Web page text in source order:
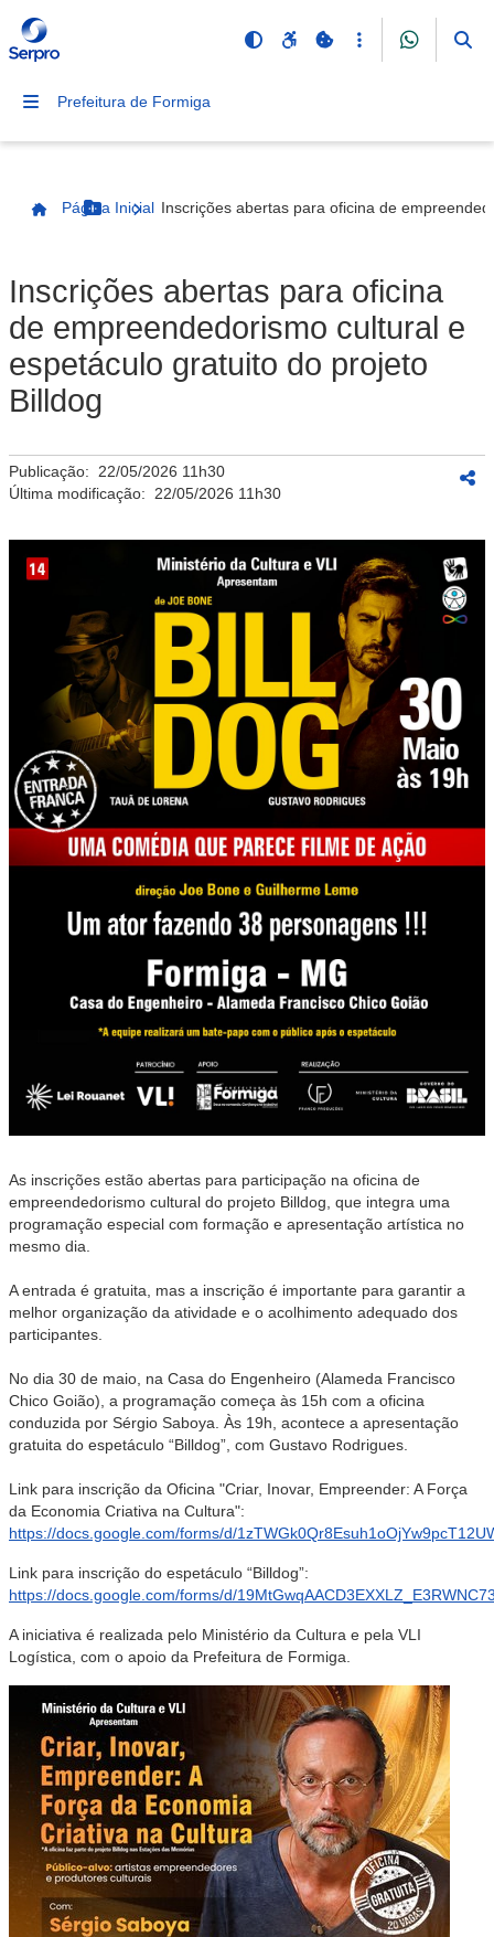
Prefeitura de Formiga
Página InicialBotão Menu
Página Inicial Inscrições abertas para oficina de
Inscrições abertas para oficina
de empreendedorismo cultural e
espetáculo gratuito do projeto
Billdog
Publicação: 22/05/2026 11h30
Última modificação: 22/05/2026 11h30
As inscrições estão abertas para participação na oficina de
empreendedorismo cultural do projeto Billdog, que integra uma
programação especial com formação e apresentação artística no
mesmo dia.
A entrada é gratuita, mas a inscrição é importante para garantir a
melhor organização da atividade e o acolhimento adequado dos
participantes.
No dia 30 de maio, na Casa do Engenheiro (Alameda Francisco
Chico Goião), a programação começa às 15h com a oficina
conduzida por Sérgio Saboya. Às 19h, acontece a apresentação
gratuita do espetáculo “Billdog”, com Gustavo Rodrigues.
Link para inscrição da Oficina "Criar, Inovar, Empreender: A Força
da Economia Criativa na Cultura":
https://docs.google.com/forms/d/
Link para inscrição do espetáculo “Billdog”:
https://docs.google.com/forms/d/
A iniciativa é realizada pelo Ministério da Cultura e pela VLI
Logística, com o apoio da Prefeitura de Formiga.